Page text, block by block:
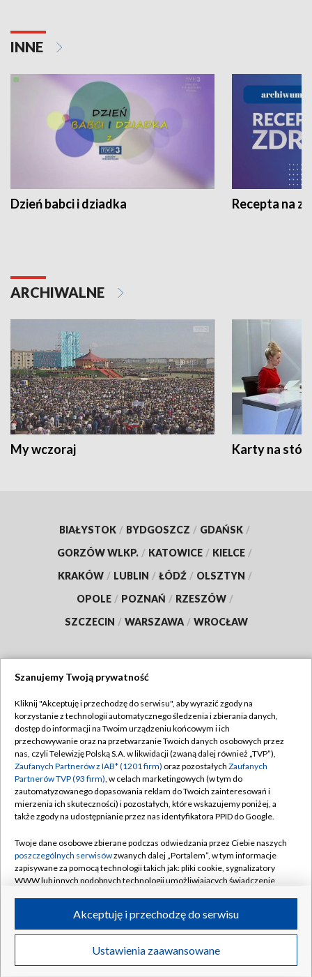
INNE
Dzień babci i dziadka Recepta na
ARCHIWALNE
My wczoraj Karty na
BIAŁYSTOK / BYDGOSZCZ / GDAŃSK /
GORZÓW WLKP. / KATOWICE / KIELCE /
KRAKÓW / LUBLIN / ŁÓDŹ / OLSZTYN /
OPOLE / POZNAŃ / RZESZÓW /
SZCZECIN / WARSZAWA / WROCŁAW
TVP
Abonament TVP
Emisja w TVP
Centrum informacji TVP
Naziemna Telewizja Cyfrowa
Rada Programowa
System NOS
Informacje o nadawcy
Program dla prasy
Ogłoszenie przetargowe
Regulamin TVP
Polityka prywatności
Moje zgody
Pomoc
Kontakt
Kanały
©2026 Telewizja Polska S.A. w likwidacji
Szanujemy Twoją prywatność
Kliknij "Akceptuję i przechodzę do serwisu", aby wyrazić zgody na
korzystanie z technologii automatycznego śledzenia i zbierania danych,
dostęp do informacji na Twoim urządzeniu końcowym i ich
przechowywanie oraz na przetwarzanie Twoich danych osobowych przez
nas, czyli Telewizję Polską S.A. w likwidacji (zwaną dalej również „TVP”),
Zaufanych Partnerów z IAB* (1201 firm) oraz pozostałych Zaufanych
Partnerów TVP (93 firm), w celach marketingowych (w tym do
zautomatyzowanego dopasowania reklam do Twoich zainteresowań i
mierzenia ich skuteczności) i pozostałych, które wskazujemy poniżej, a
także zgody na udostępnianie przez nas identyfikatora PPID do Google.
Twoje dane osobowe zbierane podczas odwiedzania przez Ciebie naszych
poszczególnych serwisówzwanych dalej „Portalem”, w tym informacje
zapisywane za pomocą technologii takich jak: pliki cookie, sygnalizatory
WWW lub innych podobnych technologii umożliwiających świadczenie
ruchu w Internecie.
Twoje dane osobowe zbierane podczas odwiedzania przez Ciebie
poszczególnych serwisówna Portalu, takie jak adresy IP, identyfikatory
Ustawienia zaawansowane
Akceptuję i przechodzę do serwisu